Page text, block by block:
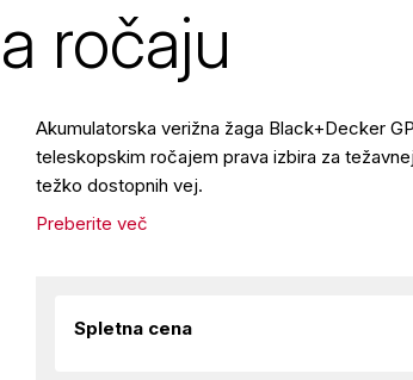
ročaju
Akumulatorska verižna žaga Black+Decker
teleskopskim ročajem prava izbira za
težko dostopnih vej.
Preberite več
Spletna cena